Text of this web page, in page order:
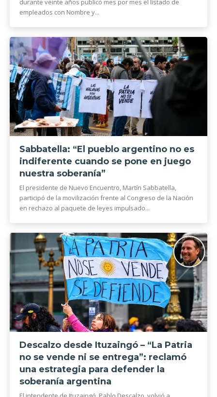
durante veinte años publicó mes por mes el listado de
empleados con Nombre y...
Sabbatella: “El pueblo argentino no es
indiferente cuando se pone en juego
nuestra soberanía”
El presidente de Nuevo Encuentro, Martín Sabbatella,
participó de la movilización frente al Congreso de la Nación
en rechazo al paquete de leyes impulsado...
Descalzo desde Ituzaingó – “La Patria
no se vende ni se entrega”: reclamó
una estrategia para defender la
soberanía argentina